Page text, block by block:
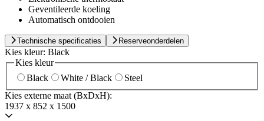
Geventileerde koeling
Automatisch ontdooien
Technische specificaties Reserveonderdelen
Kies kleur: Black
Kies kleur
Black
White / Black
Steel
Kies externe maat (BxDxH):
1937 x 852 x 1500